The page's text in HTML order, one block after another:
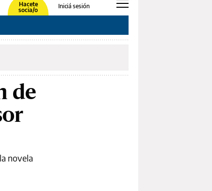
Hacete
socia/o
Iniciá sesión
de
novela